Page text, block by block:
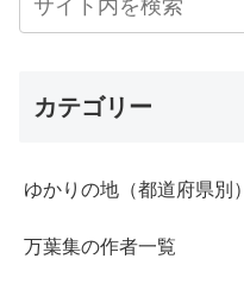
カテゴリー
ゆかりの地（都道府県別）
万葉集の作者一覧